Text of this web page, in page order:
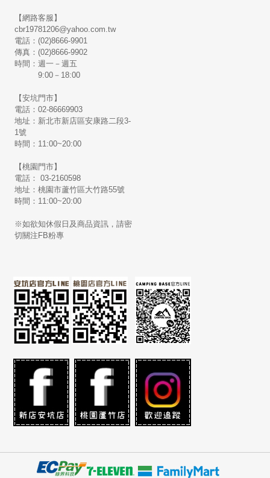
【網路客服】
cbr19781206@yahoo.com.tw
電話：(02)8666-9901
傳真：(02)8666-9902
時間：週一－週五
9:00－18:00
【安坑門市】
電話：02-86669903
地址：新北市新店區安康路二段3-
1號
時間：11:00~20:00
【桃園門市】
電話： 03-2160598
地址：桃園市蘆竹區大竹路55號
時間：11:00~20:00
※如欲知休假日及商品資訊，請密
切關注FB粉專